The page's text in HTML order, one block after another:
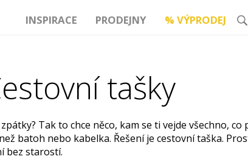
INSPIRACE PRODEJNY % VÝPRODEJ
tašky
Tak to chce něco, kam se ti vejde všechno,
batoh nebo kabelka. Řešení je cestovní taška.
bez starostí.